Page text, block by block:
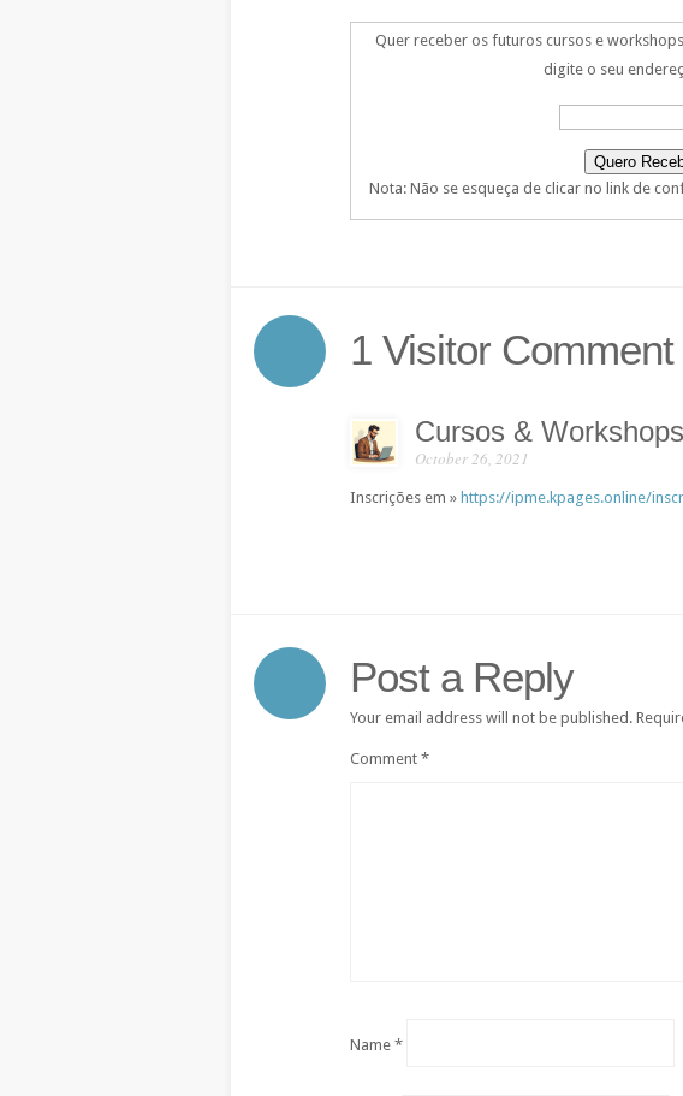
Quer receber os futuros cursos e
digite o seu
Nota: Não se esqueça de clicar no link de
1 Visitor Comment
Cursos & Workshops
October 26, 2021
Inscrições em » https://ipme.kpages.online/
Post a Reply
Your email address will not be published.
Comment *
Name *